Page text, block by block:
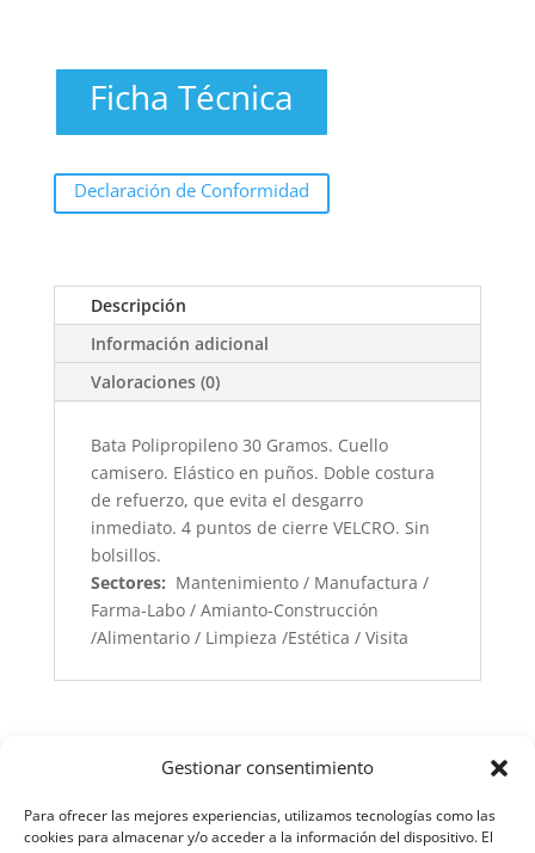
Gestionar consentimiento
Para ofrecer las mejores experiencias, utilizamos tecnologías como las
cookies para almacenar y/o acceder a la información del dispositivo. El
Ficha Técnica
Declaración de Conformidad
Descripción
Información adicional
Valoraciones (0)
Bata Polipropileno 30 Gramos. Cuello
camisero. Elástico en puños. Doble costura
de refuerzo, que evita el desgarro
inmediato. 4 puntos de cierre VELCRO. Sin
bolsillos.
Sectores: Mantenimiento / Manufactura /
Farma-Labo / Amianto-Construcción
/Alimentario / Limpieza /Estética / Visita